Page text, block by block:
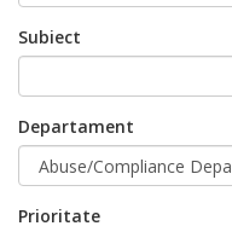
Subiect
Departament
Prioritate